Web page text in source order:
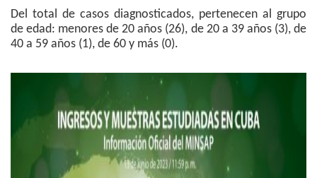
Del total de casos diagnosticados, pertenecen al grupo
de edad: menores de 20 años (26), de 20 a 39 años (3), de
40 a 59 años (1), de 60 y más (0).